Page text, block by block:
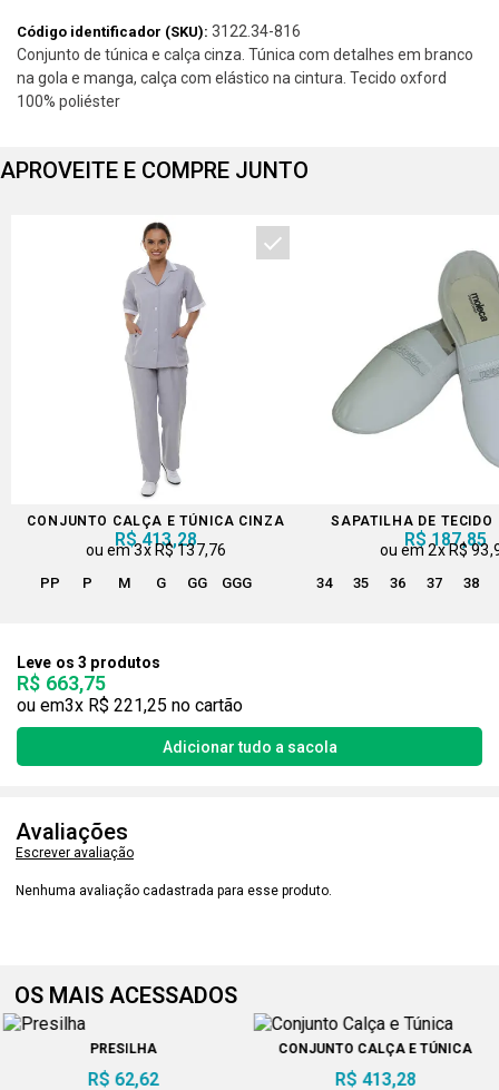
Código identificador (SKU): 3122.34-816
Conjunto de túnica e calça cinza. Túnica com detalhes em branco
na gola e manga, calça com elástico na cintura. Tecido oxford
100% poliéster
APROVEITE E COMPRE JUNTO
CONJUNTO CALÇA E TÚNICA CINZA
R$ 413,28
3x R$ 137,76
PP P M G GG GGG
SAPATILHA DE TECIDO
R$ 187,85
2xR$
34 35 36 37 38
Leve os 3 produtos
R$ 663,75
3x R$ 221,25
Avaliações
Escrever avaliação
Nenhuma avaliação cadastrada para esse produto.
OS MAIS ACESSADOS
PRESILHA
R$ 62,62
CONJUNTO CALÇA E TÚNICA
R$ 413,28